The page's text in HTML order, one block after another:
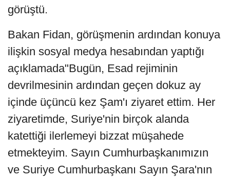
görüştü.
Bakan Fidan, görüşmenin ardından konuya
ilişkin sosyal medya hesabından yaptığı
açıklamada"Bugün, Esad rejiminin
devrilmesinin ardından geçen dokuz ay
içinde üçüncü kez Şam'ı ziyaret ettim. Her
ziyaretimde, Suriye'nin birçok alanda
katettiği ilerlemeyi bizzat müşahede
etmekteyim. Sayın Cumhurbaşkanımızın
ve Suriye Cumhurbaşkanı Sayın Şara'nın